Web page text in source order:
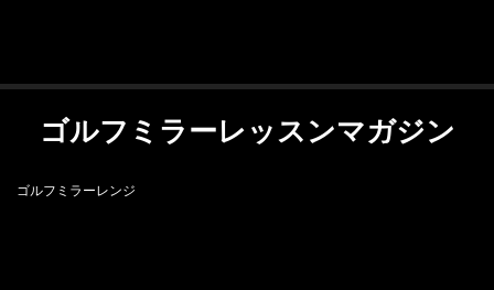
ゴルフミラーレッスンマガジン
ゴルフミラーレンジ